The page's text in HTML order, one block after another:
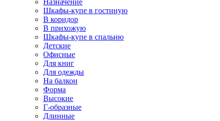
Назначение
Шкафы-купе в гостиную
В коридор
В прихожую
Шкафы-купе в спальню
Детские
Офисные
Для книг
Для одежды
На балкон
Форма
Высокие
Г-образные
Длинные